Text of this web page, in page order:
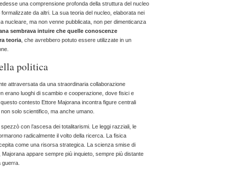
una comprensione profonda della struttura del nucleo
da altri. La sua teoria del nucleo, elaborata nei
nucleare, ma non venne pubblicata, non per dimenticanza
sembrava intuire che quelle conoscenze
teoria , che avrebbero potuto essere utilizzate in un
politica
attraversata da una straordinaria collaborazione
erano luoghi di scambio e cooperazione, dove fisici e
contesto Ettore Majorana incontra figure centrali
solo scientifico, ma anche umano.
con l’ascesa dei totalitarismi. Le leggi razziali, le
radicalmente il volto della ricerca. La fisica
come una risorsa strategica. La scienza smise di
appare sempre più inquieto, sempre più distante